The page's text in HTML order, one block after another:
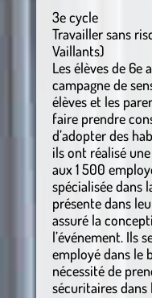
3e cycle
Travailler sans
Vaillants)
Les élèves de 6e
campagne de
élèves et les
faire prendre
d’adopter des
ils ont réalisé
aux 1 500
spécialisée dans
présente dans
assuré la
l’événement. Ils
employé dans le
nécessité de
sécuritaires